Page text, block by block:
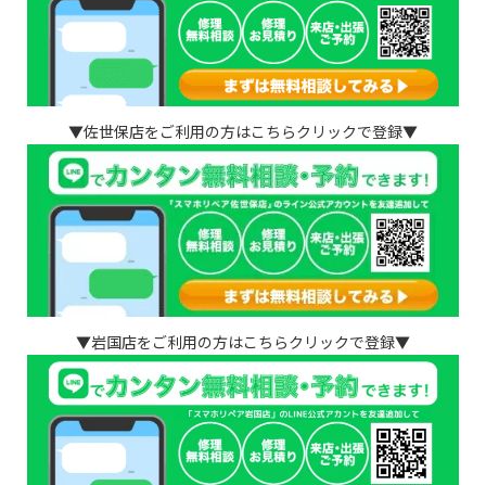
▼佐世保店をご利用の方はこちらクリックで登録▼
▼岩国店をご利用の方はこちらクリックで登録▼